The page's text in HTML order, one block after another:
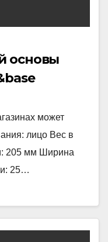
основы
может
лицо Вес в
205 мм Ширина
25…